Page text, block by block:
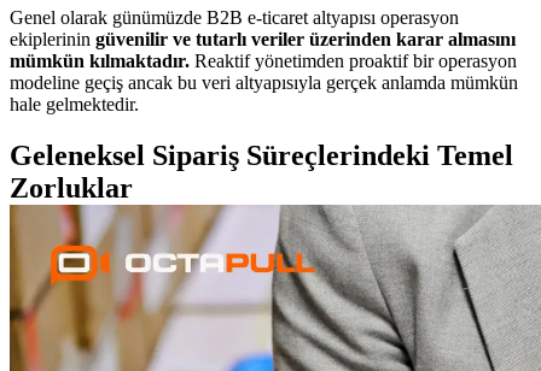
Genel olarak günümüzde B2B e-ticaret altyapısı operasyon
ekiplerinin güvenilir ve tutarlı veriler üzerinden karar almasını
mümkün kılmaktadır. Reaktif yönetimden proaktif bir operasyon
modeline geçiş ancak bu veri altyapısıyla gerçek anlamda mümkün
hale gelmektedir.
Geleneksel Sipariş Süreçlerindeki Temel
Zorluklar